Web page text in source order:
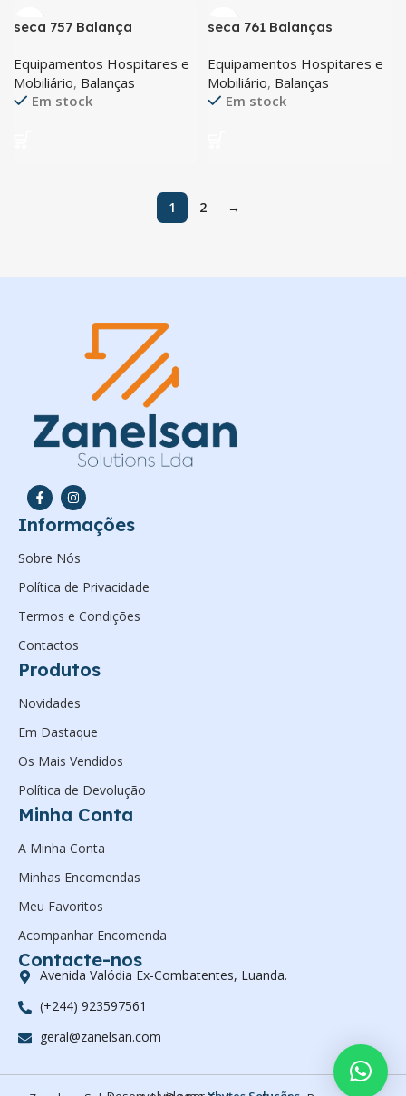
seca 757 Balança
e sistema de estabilização
otimizado
Equipamentos Hospitares e
Mobiliário, Balanças
Em stock
seca 761 Balanças
Equipamentos Hospitares e
Mobiliário, Balanças
Em stock
1 2 →
Informações
Sobre Nós
Política de Privacidade
Termos e Condições
Contactos
Produtos
Novidades
Em Dastaque
Os Mais Vendidos
Política de Devolução
Minha Conta
A Minha Conta
Minhas Encomendas
Meu Favoritos
Acompanhar Encomenda
Contacte-nos
Avenida Valódia Ex-Combatentes, Luanda.
(+244) 923597561
geral@zanelsan.com